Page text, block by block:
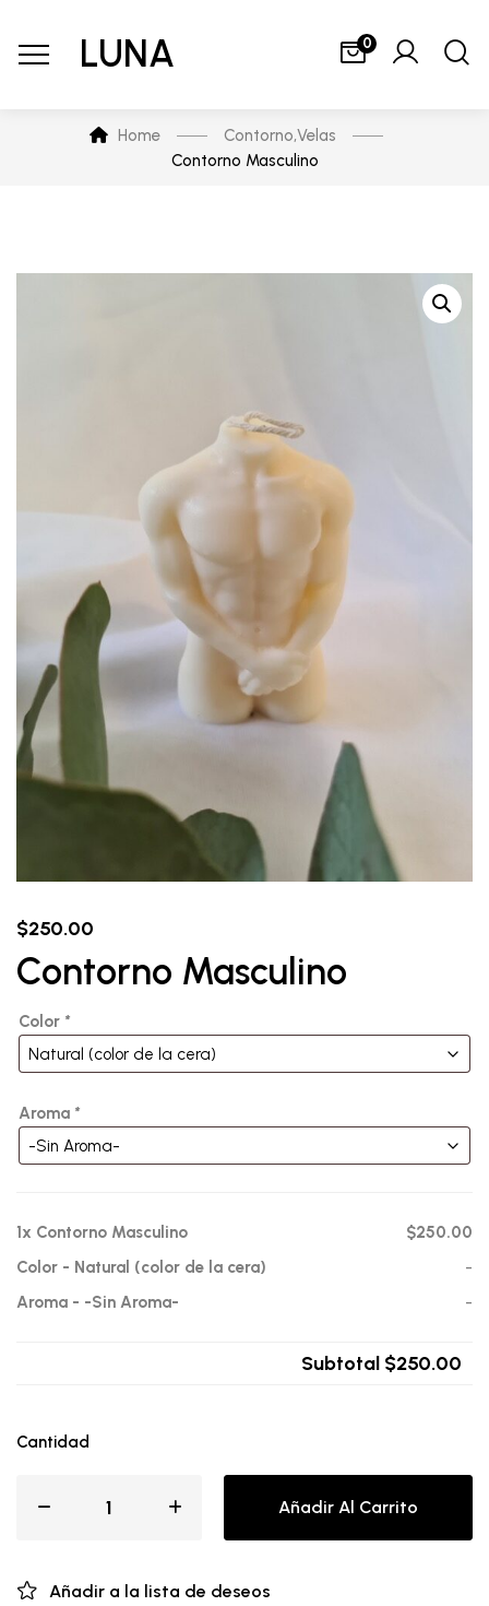
LUNA 0
Home Contorno,Velas
Contorno Masculino
$250.00
Contorno Masculino
Color *
Aroma *
1x Contorno Masculino
$250.00
Color - Natural (color de la cera)
-
Aroma - -Sin Aroma- -
Subtotal $250.00
Cantidad
Añadir Al Carrito
Añadir a la lista de deseos